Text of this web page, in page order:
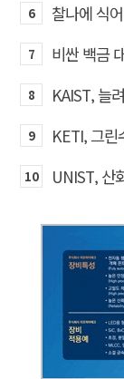
6
7 비싼 백금
8
9
10 UNIST, 산